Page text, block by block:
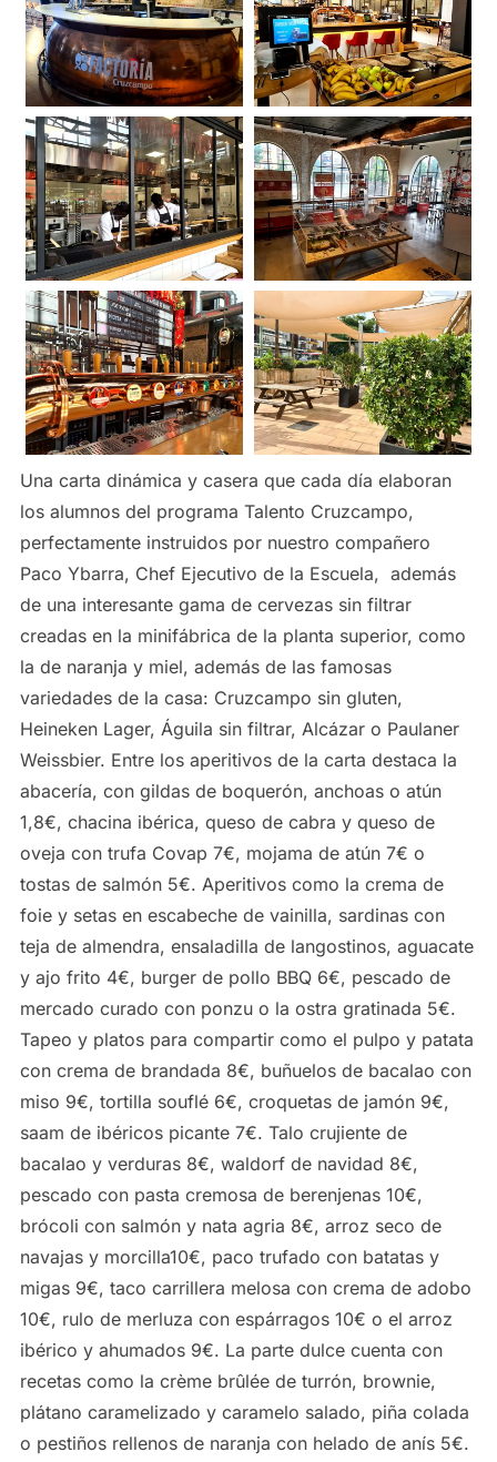
Una carta dinámica y casera que cada día elaboran
los alumnos del programa Talento Cruzcampo,
perfectamente instruidos por nuestro compañero
Paco Ybarra, Chef Ejecutivo de la Escuela, además
de una interesante gama de cervezas sin filtrar
creadas en la minifábrica de la planta superior, como
la de naranja y miel, además de las famosas
variedades de la casa: Cruzcampo sin gluten,
Heineken Lager, Águila sin filtrar, Alcázar o Paulaner
Weissbier. Entre los aperitivos de la carta destaca la
abacería, con gildas de boquerón, anchoas o atún
1,8€, chacina ibérica, queso de cabra y queso de
oveja con trufa Covap 7€, mojama de atún 7€ o
tostas de salmón 5€. Aperitivos como la crema de
foie y setas en escabeche de vainilla, sardinas con
teja de almendra, ensaladilla de langostinos, aguacate
y ajo frito 4€, burger de pollo BBQ 6€, pescado de
mercado curado con ponzu o la ostra gratinada 5€.
Tapeo y platos para compartir como el pulpo y patata
con crema de brandada 8€, buñuelos de bacalao con
miso 9€, tortilla souflé 6€, croquetas de jamón 9€,
saam de ibéricos picante 7€. Talo crujiente de
bacalao y verduras 8€, waldorf de navidad 8€,
pescado con pasta cremosa de berenjenas 10€,
brócoli con salmón y nata agria 8€, arroz seco de
navajas y morcilla10€, paco trufado con batatas y
migas 9€, taco carrillera melosa con crema de adobo
10€, rulo de merluza con espárragos 10€ o el arroz
ibérico y ahumados 9€. La parte dulce cuenta con
recetas como la crème brûlée de turrón, brownie,
plátano caramelizado y caramelo salado, piña colada
o pestiños rellenos de naranja con helado de anís 5€.